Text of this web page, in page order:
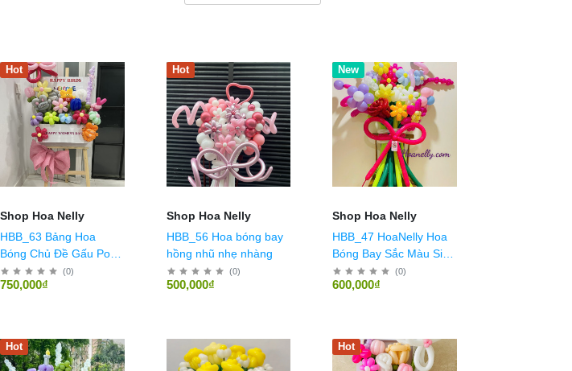
Hot
Shop Hoa Nelly
HBB_63 Bảng Hoa
Bóng Chủ Đề Gấu Pooh
Mẫu 1
(0)
750,000₫
Hot
Shop Hoa Nelly
HBB_56 Hoa bóng bay
hồng nhũ nhẹ nhàng
(0)
500,000₫
Hot
New
Shop Hoa Nelly
HBB_47 HoaNelly Hoa
Bóng Bay Sắc Màu Size
L
(0)
600,000₫
Hot Hot